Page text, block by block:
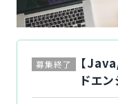
職種から案件を
よくある質問
募集終了
【
ドエ